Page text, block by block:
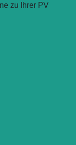
zu Ihrer PV